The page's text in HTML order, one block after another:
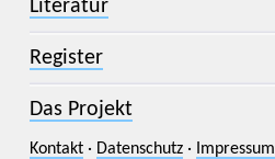
Literatur
Register
Das Projekt
Kontakt· Datenschutz· Impressum